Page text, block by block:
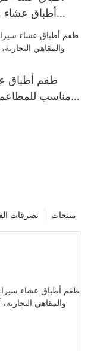
أطباق عشاء
طقم أطباق
مناسب للمطاعم
منتجات تصرفات